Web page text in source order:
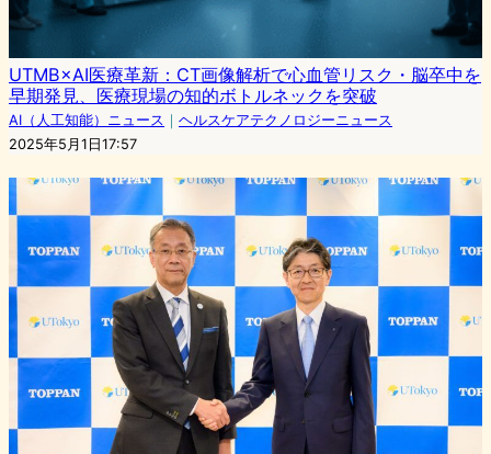
UTMB×AI医療革新：CT画像解析で心血管リスク・脳卒中を
早期発見、医療現場の知的ボトルネックを突破
AI（人工知能）ニュース ｜ ヘルスケアテクノロジーニュース
2025年5月1日17:57